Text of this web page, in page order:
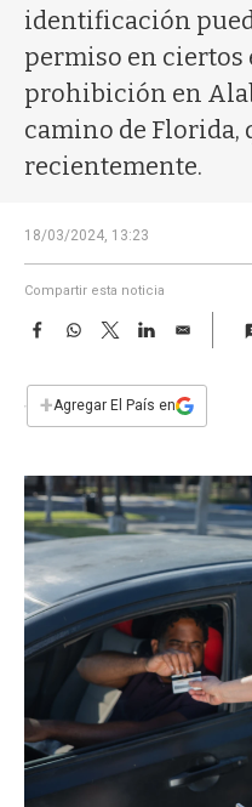
identificación
permiso en ciertos
prohibición en
camino de Florida,
recientemente.
18/03/2024, 13:23
Compartir esta noticia
F
e
b
k
W
s
p
T
w
t
L
n
E
i
l
+Agregar El País en